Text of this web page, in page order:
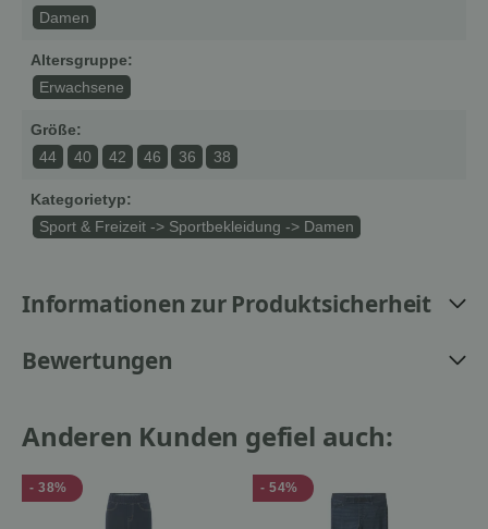
Damen
Altersgruppe:
Erwachsene
Größe:
44 40 42 46 36 38
Kategorietyp:
Sport & Freizeit -> Sportbekleidung -> Damen
Informationen zur Produktsicherheit
Bewertungen
Anderen Kunden gefiel auch:
- 38% - 54%